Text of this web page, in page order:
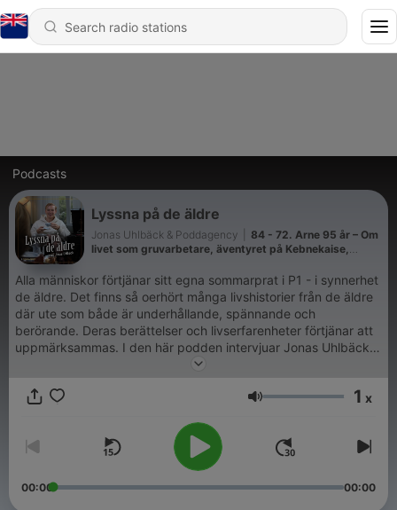
Podcasts
Lyssna på de äldre
Jonas Uhlbäck & Poddagency
84 - 72. Arne 95 år – Om
livet som gruvarbetare, äventyret på Kebnekaise,
barn och våga ställa frågor innan det är försent.
Alla människor förtjänar sitt egna sommarprat i P1 - i synnerhet
de äldre. Det finns så oerhört många livshistorier från de äldre
där ute som både är underhållande, spännande och
berörande. Deras berättelser och livserfarenheter förtjänar att
uppmärksammas. I den här podden intervjuar Jonas Uhlbäck
är både underhållande och berörande på alla sätt och vis! Här
har idag, samtidigt som de integreras med både sin egen och
de yngre generationerna! Kontakt: hello@jonasuhlback.com
Lyssna på de äldre är en produktion av Poddagency
Volume 1 x
00:00 00:00